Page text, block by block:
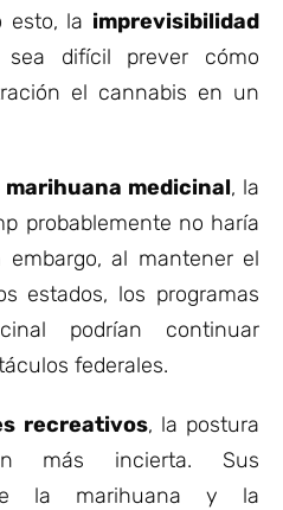
esto, la imprevisibilidad
difícil prever cómo
el cannabis en un
medicinal, la
probablemente no haría
embargo, al mantener el
estados, los programas
podrían continuar
federales.
recreativos, la postura
más incierta. Sus
la marihuana y la